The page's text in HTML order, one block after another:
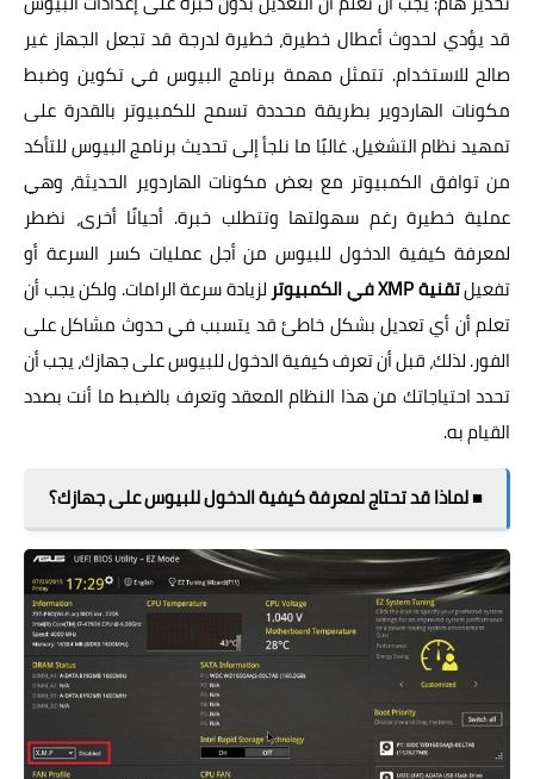
قد يؤدي لحدوث أعطال خطيرة، خطيرة لدرجة قد تجعل الجهاز غير
صالح للاستخدام. تتمثل مهمة برنامج البيوس في تكوين وضبط
مكونات الهاردوير بطريقة محددة تسمح للكمبيوتر بالقدرة على
تمهيد نظام التشغيل. غالبًا ما نلجأ إلى تحديث برنامج البيوس للتأكد
من توافق الكمبيوتر مع بعض مكونات الهاردوير الحديثة، وهي
عملية خطيرة رغم سهولتها وتتطلب خبرة. أحيانًا أخرى، نضطر
لمعرفة كيفية الدخول للبيوس من أجل عمليات كسر السرعة أو
تفعيلتقنية XMP في الكمبيوتر
لزيادة سرعة الرامات. ولكن يجب أن
تعلم أن أي تعديل بشكل خاطئ قد يتسبب في حدوث مشاكل على
الفور. لذلك، قبل أن تعرف كيفية الدخول للبيوس على جهازك، يجب أن
تحدد احتياجاتك من هذا النظام المعقد وتعرف بالضبط ما أنت بصدد
القيام به.
■ لماذا قد تحتاج لمعرفة كيفية الدخول للبيوس على جهازك؟